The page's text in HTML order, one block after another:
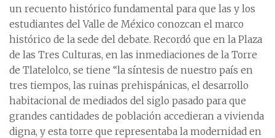
un recuento histórico fundamental para que las y los
estudiantes del Valle de México conozcan el marco
histórico de la sede del debate. Recordó que en la Plaza
de las Tres Culturas, en las inmediaciones de la Torre
de Tlatelolco, se tiene “la síntesis de nuestro país en
tres tiempos, las ruinas prehispánicas, el desarrollo
habitacional de mediados del siglo pasado para que
grandes cantidades de población accedieran a vivienda
digna, y esta torre que representaba la modernidad en